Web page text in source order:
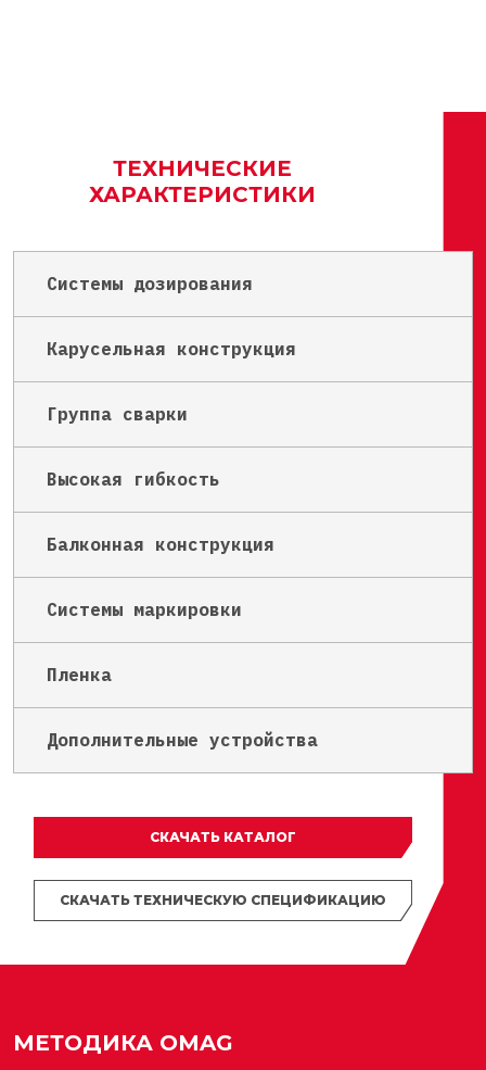
ТЕХНИЧЕСКИЕ
ХАРАКТЕРИСТИКИ
Системы дозирования
Карусельная конструкция
Группа сварки
Высокая гибкость
Балконная конструкция
Системы маркировки
Пленка
Дополнительные устройства
СКАЧАТЬ КАТАЛОГ
СКАЧАТЬ ТЕХНИЧЕСКУЮ СПЕЦИФИКАЦИЮ
МЕТОДИКА OMAG